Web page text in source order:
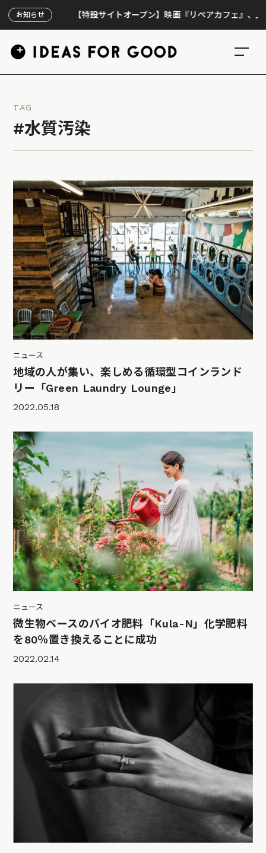
お知らせ【特設サイトオープン】映画『リペアカフェ』、上映300回
TAG
#水質汚染
ニュース
地域の人が集い、楽しめる循環型コインランド
リー「Green Laundry Lounge」
2022.05.18
ニュース
微生物ベースのバイオ肥料「Kula-N」化学肥料
を80％置き換えることに成功
2022.02.14